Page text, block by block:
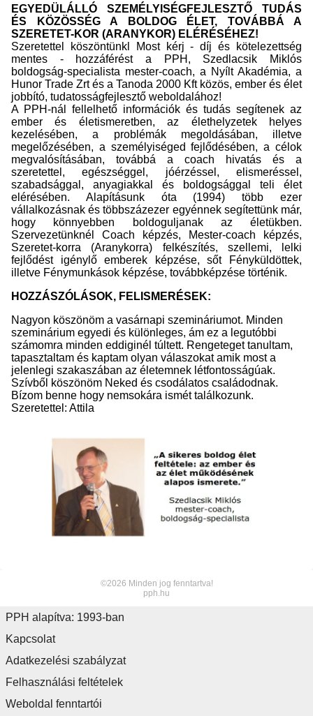
EGYEDÜLÁLLÓ SZEMÉLYISÉGFEJLESZTŐ TUDÁS
ÉS KÖZÖSSÉG A BOLDOG ÉLET, TOVÁBBÁ A
SZERETET-KOR (ARANYKOR) ELÉRÉSÉHEZ!
Szeretettel köszöntünkl Most kérj - díj és kötelezettség
mentes - hozzáférést a PPH, Szedlacsik Miklós
boldogság-specialista mester-coach, a Nyílt Akadémia, a
Hunor Trade Zrt és a Tanoda 2000 Kft közös, ember és élet
jobbító, tudatosságfejlesztő weboldalához!
A PPH-nál fellelhető információk és tudás segítenek az
ember és életismeretben, az élethelyzetek helyes
kezelésében, a problémák megoldásában, illetve
megelőzésében, a személyiséged fejlődésében, a célok
megvalósításában, továbbá a coach hivatás és a
szeretettel, egészséggel, jóérzéssel, elismeréssel,
szabadsággal, anyagiakkal és boldogsággal teli élet
elérésében. Alapításunk óta (1994) több ezer
vállalkozásnak és többszázezer egyénnek segítettünk már,
hogy könnyebben boldoguljanak az életükben.
Szervezetünknél Coach képzés, Mester-coach képzés,
Szeretet-korra (Aranykorra) felkészítés, szellemi, lelki
fejlődést igénylő emberek képzése, sőt Fényküldöttek,
illetve Fénymunkások képzése, továbbképzése történik.
HOZZÁSZÓLÁSOK, FELISMERÉSEK:
Nagyon köszönöm a vasárnapi szemináriumot. Minden
szeminárium egyedi és különleges, ám ez a legutóbbi
számomra minden eddiginél túltett. Rengeteget tanultam,
tapasztaltam és kaptam olyan válaszokat amik most a
jelenlegi szakaszában az életemnek létfontosságúak.
Szívből köszönöm Neked és csodálatos családodnak.
Bízom benne hogy nemsokára ismét találkozunk.
Szeretettel: Attila
©2026 Minden jog fenntartva!
pph.hu
PPH alapítva: 1993-ban
Kapcsolat
Adatkezelési szabályzat
Felhasználási feltételek
Weboldal fenntartói